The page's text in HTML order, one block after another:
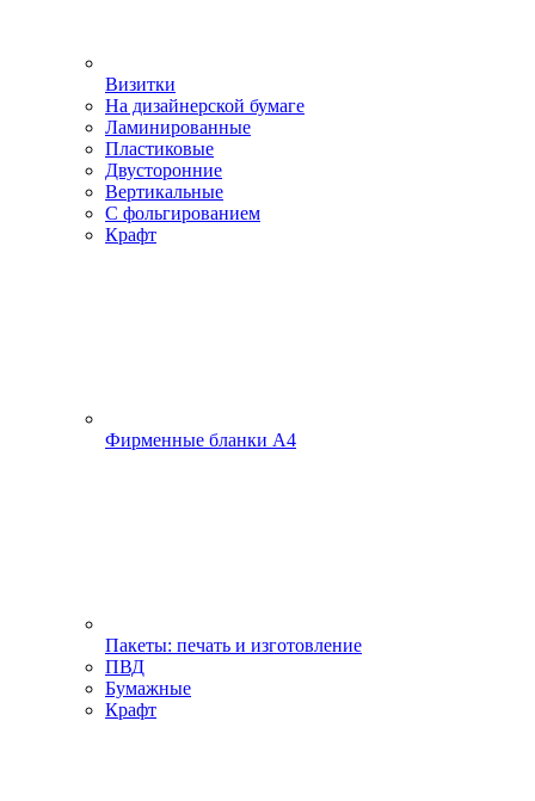
Визитки
На дизайнерской бумаге
Ламинированные
Пластиковые
Двусторонние
Вертикальные
С фольгированием
Крафт
Фирменные бланки А4
Пакеты: печать и изготовление
ПВД
Бумажные
Крафт